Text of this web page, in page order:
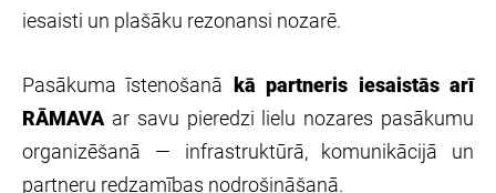
iesaisti un plašāku rezonansi nozarē.
Pasākuma īstenošanā
kā partneris iesaistās arī
RĀMAVAar savu pieredzi lielu nozares pasākumu
organizēšanā — infrastruktūrā, komunikācijā un
partneru redzamības nodrošināšanā.